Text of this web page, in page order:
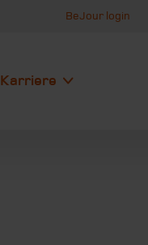
BeJour login
Karriere